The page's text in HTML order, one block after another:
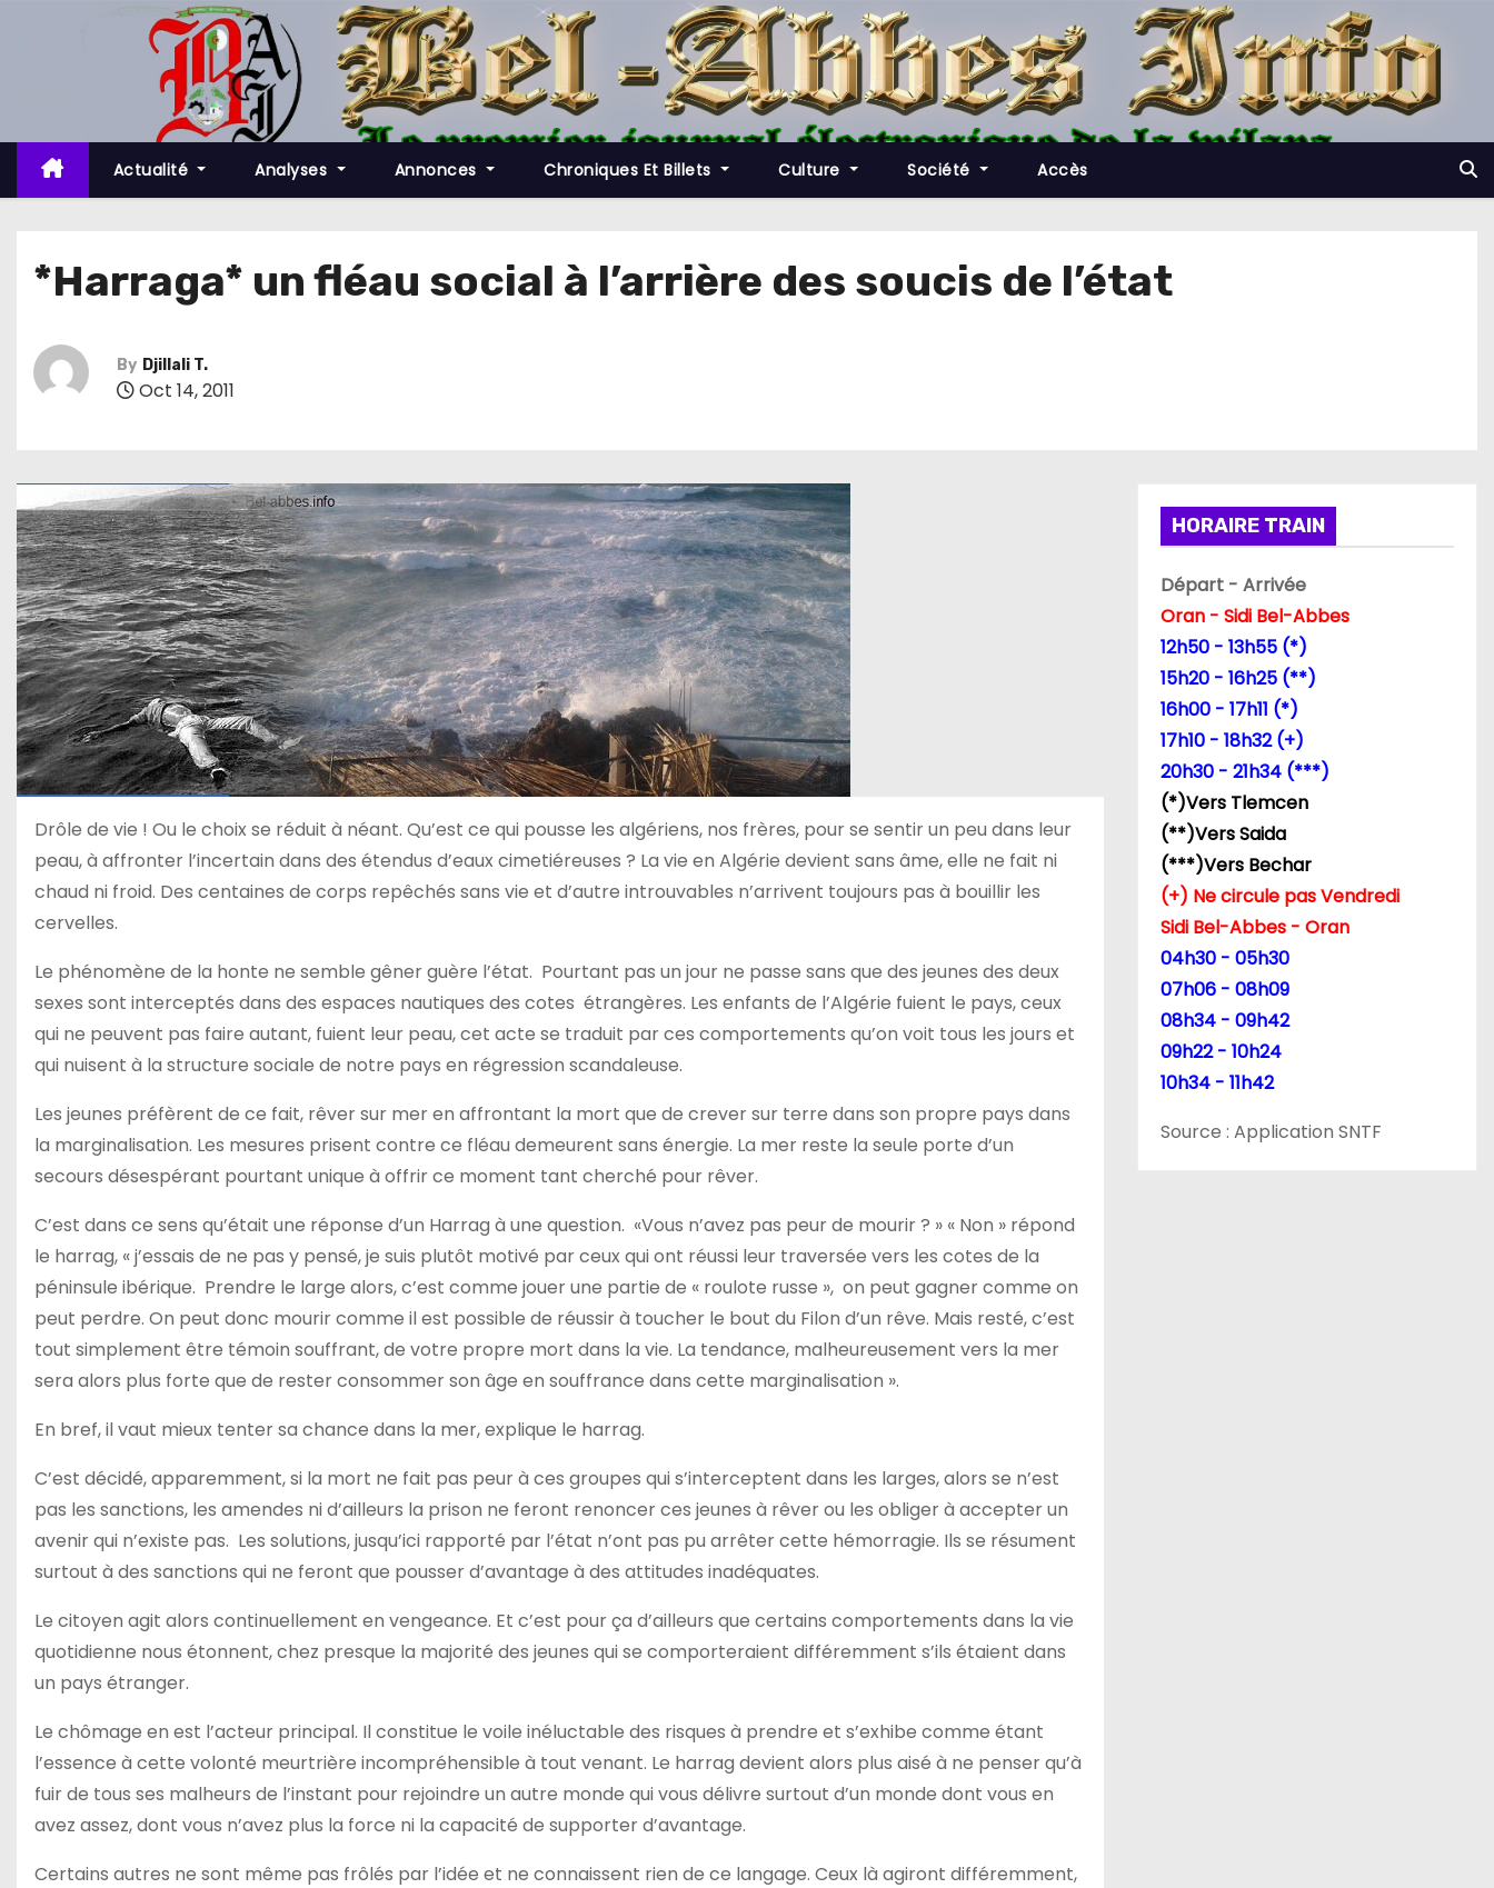
t
c
Actualité Analyses Annonces Chroniques Et Billets Culture Société Accès
*Harraga* un fléau social à l’arrière des soucis de l’état
By Djillali T.
Oct 14, 2011
Drôle de vie ! Ou le choix se réduit à néant. Qu’est ce qui pousse les algériens, nos frères, pour se sentir un peu dans leur
peau, à affronter l’incertain dans des étendus d’eaux cimetiéreuses ? La vie en Algérie devient sans âme, elle ne fait ni
chaud ni froid. Des centaines de corps repêchés sans vie et d’autre introuvables n’arrivent toujours pas à bouillir les
cervelles.
Le phénomène de la honte ne semble gêner guère l’état. Pourtant pas un jour ne passe sans que des jeunes des deux
sexes sont interceptés dans des espaces nautiques des cotes étrangères. Les enfants de l’Algérie fuient le pays, ceux
qui ne peuvent pas faire autant, fuient leur peau, cet acte se traduit par ces comportements qu’on voit tous les jours et
qui nuisent à la structure sociale de notre pays en régression scandaleuse.
Les jeunes préfèrent de ce fait, rêver sur mer en affrontant la mort que de crever sur terre dans son propre pays dans
la marginalisation. Les mesures prisent contre ce fléau demeurent sans énergie. La mer reste la seule porte d’un
secours désespérant pourtant unique à offrir ce moment tant cherché pour rêver.
C’est dans ce sens qu’était une réponse d’un Harrag à une question. «Vous n’avez pas peur de mourir ? » « Non » répond
le harrag, « j’essais de ne pas y pensé, je suis plutôt motivé par ceux qui ont réussi leur traversée vers les cotes de la
péninsule ibérique. Prendre le large alors, c’est comme jouer une partie de « roulote russe », on peut gagner comme on
peut perdre. On peut donc mourir comme il est possible de réussir à toucher le bout du Filon d’un rêve. Mais resté, c’est
tout simplement être témoin souffrant, de votre propre mort dans la vie. La tendance, malheureusement vers la mer
sera alors plus forte que de rester consommer son âge en souffrance dans cette marginalisation ».
En bref, il vaut mieux tenter sa chance dans la mer, explique le harrag.
C’est décidé, apparemment, si la mort ne fait pas peur à ces groupes qui s’interceptent dans les larges, alors se n’est
pas les sanctions, les amendes ni d’ailleurs la prison ne feront renoncer ces jeunes à rêver ou les obliger à accepter un
avenir qui n’existe pas. Les solutions, jusqu’ici rapporté par l’état n’ont pas pu arrêter cette hémorragie. Ils se résument
surtout à des sanctions qui ne feront que pousser d’avantage à des attitudes inadéquates.
Le citoyen agit alors continuellement en vengeance. Et c’est pour ça d’ailleurs que certains comportements dans la vie
quotidienne nous étonnent, chez presque la majorité des jeunes qui se comporteraient différemment s’ils étaient dans
un pays étranger.
Le chômage en est l’acteur principal. Il constitue le voile inéluctable des risques à prendre et s’exhibe comme étant
l’essence à cette volonté meurtrière incompréhensible à tout venant. Le harrag devient alors plus aisé à ne penser qu’à
fuir de tous ses malheurs de l’instant pour rejoindre un autre monde qui vous délivre surtout d’un monde dont vous en
avez assez, dont vous n’avez plus la force ni la capacité de supporter d’avantage.
Certains autres ne sont même pas frôlés par l’idée et ne connaissent rien de ce langage. Ceux là agiront différemment,
HORAIRE TRAIN
Départ - Arrivée
Oran - Sidi Bel-Abbes
12h50 - 13h55 (*)
15h20 - 16h25 (**)
16h00 - 17h11 (*)
17h10 - 18h32 (+)
20h30 - 21h34 (***)
(*)Vers Tlemcen
(**)Vers Saida
(***)Vers Bechar
(+) Ne circule pas Vendredi
Sidi Bel-Abbes - Oran
04h30 - 05h30
07h06 - 08h09
08h34 - 09h42
09h22 - 10h24
10h34 - 11h42
Source : Application SNTF